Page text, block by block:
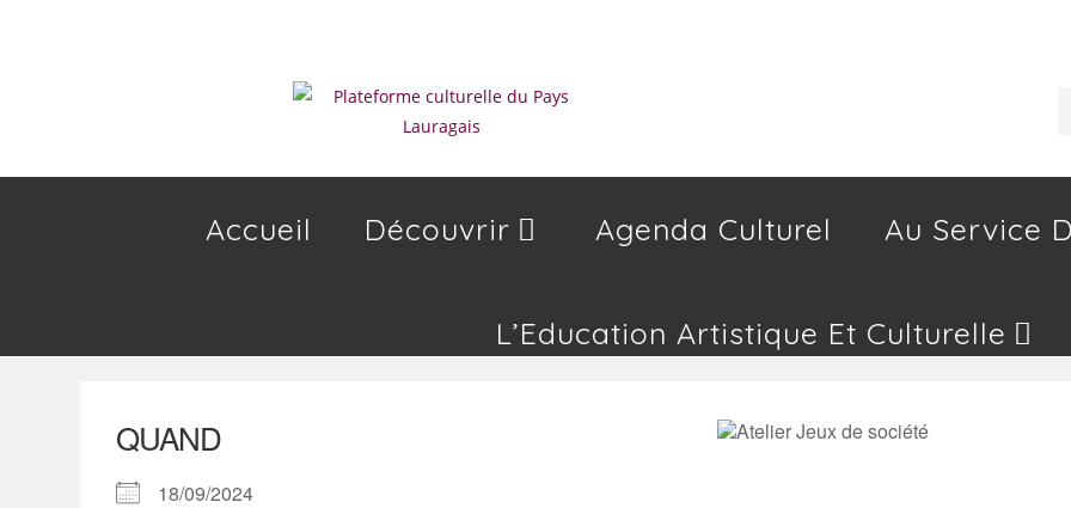
Accueil Découvrir Agenda Culturel Au Service
L’Education Artistique Et Culturelle
QUAND
18/09/2024